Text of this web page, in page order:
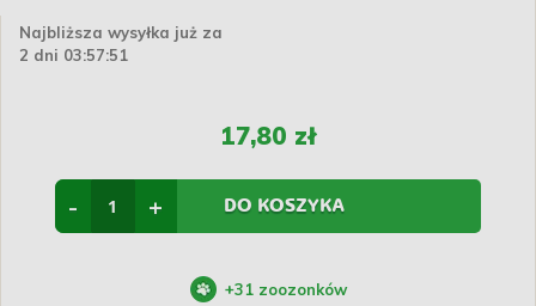
Najbliższa wysyłka już za
2 dni 03:57:51
17,80 zł
+
- DO KOSZYKA
+31 zoozonków